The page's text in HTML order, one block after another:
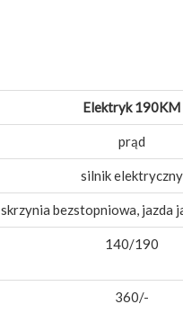
Elektryk 190KM
prąd
silnik elektryczny
skrzynia bezstopniowa, jazda
140/190
360/-